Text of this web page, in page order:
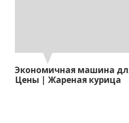
Экономичная машина
Цены | Жареная курица